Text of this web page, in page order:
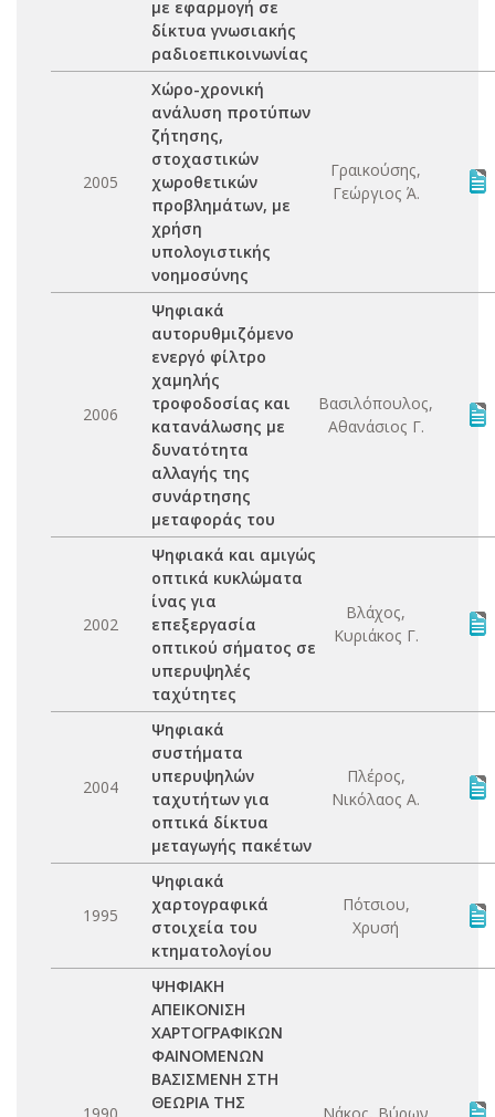
με εφαρμογή σε
δίκτυα γνωσιακής
ραδιοεπικοινωνίας
2005
Χώρο-χρονική
ανάλυση προτύπων
ζήτησης,
στοχαστικών
χωροθετικών
προβλημάτων, με
χρήση
υπολογιστικής
νοημοσύνης
Γραικούσης,
Γεώργιος Ά.
2006
Ψηφιακά
αυτορυθμιζόμενο
ενεργό φίλτρο
χαμηλής
τροφοδοσίας και
κατανάλωσης με
δυνατότητα
αλλαγής της
συνάρτησης
μεταφοράς του
Βασιλόπουλος,
Αθανάσιος Γ.
2002
Ψηφιακά και αμιγώς
οπτικά κυκλώματα
ίνας για
επεξεργασία
οπτικού σήματος σε
υπερυψηλές
ταχύτητες
Βλάχος,
Κυριάκος Γ.
2004
Ψηφιακά
συστήματα
υπερυψηλών
ταχυτήτων για
οπτικά δίκτυα
μεταγωγής πακέτων
Πλέρος,
Νικόλαος Α.
1995
Ψηφιακά
χαρτογραφικά
στοιχεία του
κτηματολογίου
Πότσιου,
Χρυσή
ΨΗΦΙΑΚΗ
ΑΠΕΙΚΟΝΙΣΗ
ΧΑΡΤΟΓΡΑΦΙΚΩΝ
ΦΑΙΝΟΜΕΝΩΝ
ΒΑΣΙΣΜΕΝΗ ΣΤΗ
ΘΕΩΡΙΑ ΤΗΣ